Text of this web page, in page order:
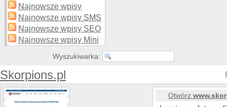
Najnowsze wpisy
Najnowsze wpisy SMS
Najnowsze wpisy SEO
Najnowsze wpisy Mini
Wyszukiwarka:
Skorpions.pl
Otwórz